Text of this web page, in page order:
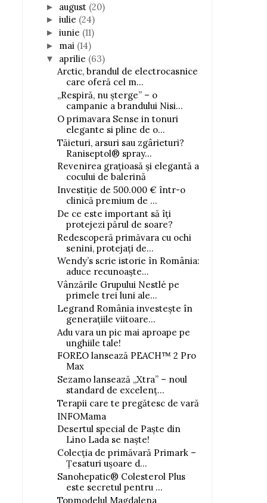
► august (20)
► iulie (24)
► iunie (11)
► mai (14)
▼ aprilie (63)
Arctic, brandul de electrocasnice
care oferă cel m...
„Respiră, nu șterge” – o
campanie a brandului Nisi...
O primavara Sense in tonuri
elegante si pline de o...
Tăieturi, arsuri sau zgârieturi?
Raniseptol® spray...
Revenirea grațioasă și elegantă a
cocului de balerină
Investiție de 500.000 € într-o
clinică premium de ...
De ce este important să îți
protejezi părul de soare?
Redescoperă primăvara cu ochi
senini, protejați de...
Wendy’s scrie istorie în România:
aduce recunoaște...
Vânzările Grupului Nestlé pe
primele trei luni ale...
Legrand România investește în
generațiile viitoare...
Adu vara un pic mai aproape pe
unghiile tale!
FOREO lansează PEACH™ 2 Pro
Max
Sezamo lansează „Xtra” – noul
standard de excelenț...
Terapii care te pregătesc de vară
INFOMama
Desertul special de Paște din
Lino Lada se naște!
Colecția de primăvară Primark –
Țesaturi ușoare d...
Sanohepatic® Colesterol Plus
este secretul pentru ...
Topmodelul Magdalena